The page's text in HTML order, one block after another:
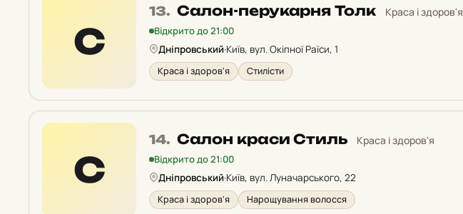
С
13. Місце
13
рейтингу:
Салон-перукарня Толк Краса і здоров'я
Відкрито до 21:00
Дніпровський·Київ, вул. Окіпної Раїси, 1
Краса і здоров'я Стилісти
С
14. Місце
14
рейтингу:
Салон краси Стиль Краса і здоров'я
Відкрито до 21:00
Дніпровський·Київ, вул. Луначарського, 22
Краса і здоров'я Нарощування волосся